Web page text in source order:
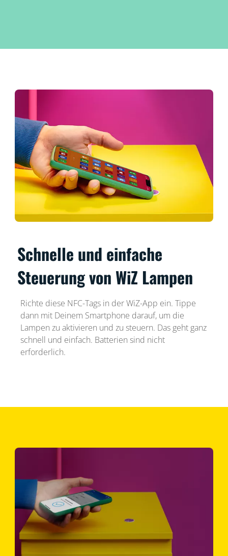
Schnelle und einfache
Steuerung von WiZ Lampen
Richte diese NFC-Tags in der WiZ-App ein. Tippe
dann mit Deinem Smartphone darauf, um die
Lampen zu aktivieren und zu steuern. Das geht ganz
schnell und einfach. Batterien sind nicht
erforderlich.